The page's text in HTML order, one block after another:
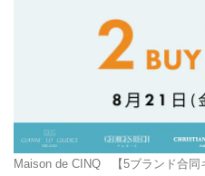
Maison de CINQ 【5ブランド合同